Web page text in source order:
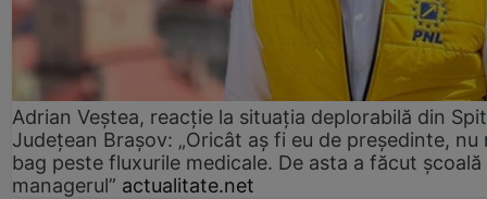
Adrian Veștea, reacție la situația deplorabilă din
Județean Brașov: „Oricât aș fi eu de președinte, nu
bag peste fluxurile medicale. De asta a făcut școală
managerul” actualitate.net